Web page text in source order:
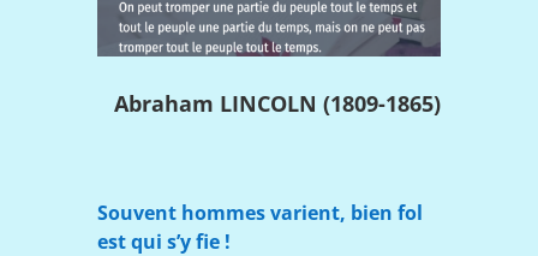
Abraham LINCOLN (1809-1865)
Souvent hommes varient, bien fol
est qui s’y fie !